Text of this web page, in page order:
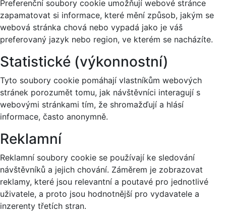
Preferenční soubory cookie umožňují webové stránce
zapamatovat si informace, které mění způsob, jakým se
webová stránka chová nebo vypadá jako je váš
preferovaný jazyk nebo region, ve kterém se nacházíte.
Statistické (výkonnostní)
Tyto soubory cookie pomáhají vlastníkům webových
stránek porozumět tomu, jak návštěvníci interagují s
webovými stránkami tím, že shromažďují a hlásí
informace, často anonymně.
Reklamní
Reklamní soubory cookie se používají ke sledování
návštěvníků a jejich chování. Záměrem je zobrazovat
reklamy, které jsou relevantní a poutavé pro jednotlivé
uživatele, a proto jsou hodnotnější pro vydavatele a
inzerenty třetích stran.